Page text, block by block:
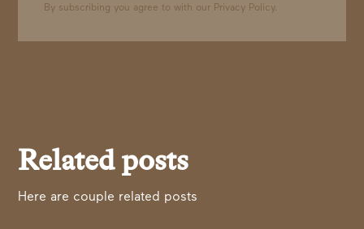
By subscribing you agree to with our Privacy Policy.
Related posts
Here are couple related posts